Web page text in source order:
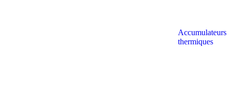
Accumulateurs
thermiques